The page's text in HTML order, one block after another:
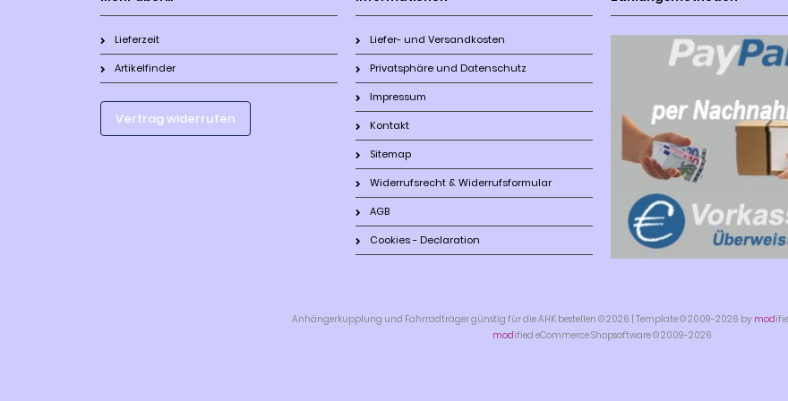
Lieferzeit
Artikelfinder
Vertrag widerrufen
Liefer- und Versandkosten
Privatsphäre und Datenschutz
Impressum
Kontakt
Sitemap
Widerrufsrecht & Widerrufsformular
AGB
Cookies - Declaration
Anhängerkupplung und Fahrradträger günstig für die AHK bestellen © 2026 | Template © 2009-2026 by mod
modified eCommerce Shopsoftware © 2009-2026